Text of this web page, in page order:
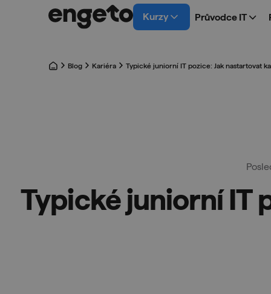
Kurzy Průvodce IT
Blog Kariéra Typické juniorní IT pozice: Jak nastartovat
Typické juniorní IT